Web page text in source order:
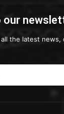
our
the latest news,